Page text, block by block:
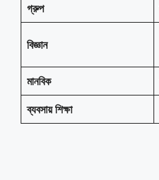
গ্রুপ
বিজ্ঞান
মানবিক
ব্যবসায় শিক্ষা